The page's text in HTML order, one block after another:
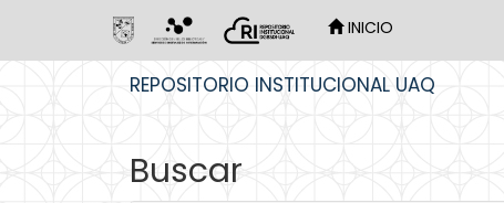
INICIO
REPOSITORIO INSTITUCIONAL UAQ
Buscar